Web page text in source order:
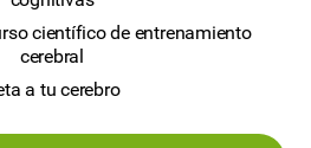
científico de entrenamiento
cerebral
a tu cerebro